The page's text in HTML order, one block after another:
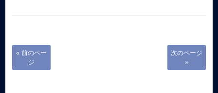
« 前のペー
ジ
次のページ
»